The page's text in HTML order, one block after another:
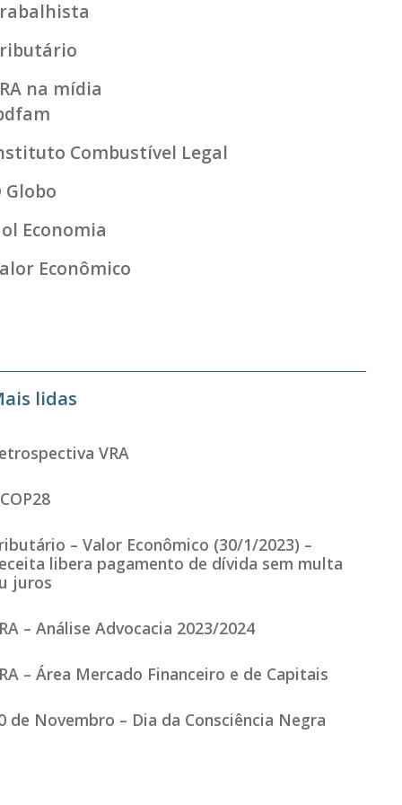
na mídia
Combustível Legal
Globo
Economia
Econômico
lidas
VRA
– Valor Econômico (30/1/2023) –
libera pagamento de dívida sem multa
juros
– Análise Advocacia 2023/2024
– Área Mercado Financeiro e de Capitais
de Novembro – Dia da Consciência Negra